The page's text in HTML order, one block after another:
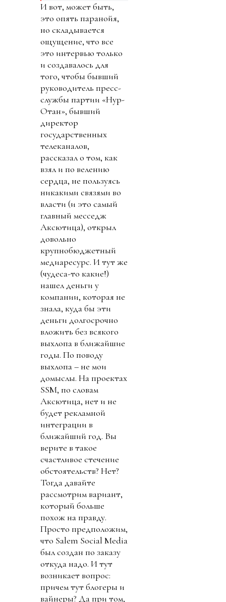
И вот, может быть,
это опять паранойя,
но складывается
ощущение, что все
это интервью только
и создавалось для
того, чтобы бывший
руководитель пресс-
службы партии «Нур-
Отан», бывший
директор
государственных
телеканалов,
рассказал о том, как
взял и по велению
сердца, не пользуясь
никакими связями во
власти (и это самый
главный месседж
Аксютица), открыл
довольно
крупнобюджетный
медиаресурс. И тут же
(чудеса-то какие!)
нашел деньги у
компании, которая не
знала, куда бы эти
деньги долгосрочно
вложить без всякого
выхлопа в ближайшие
годы. По поводу
выхлопа – не мои
домыслы. На проектах
SSM, по словам
Аксютица, нет и не
будет рекламной
интеграции в
ближайший год. Вы
верите в такое
счастливое стечение
обстоятельств? Нет?
Тогда давайте
рассмотрим вариант,
который больше
похож на правду.
Просто предположим,
что Salem Social Media
был создан по заказу
откуда надо. И тут
возникает вопрос:
причем тут блогеры и
вайнеры? Да при том,